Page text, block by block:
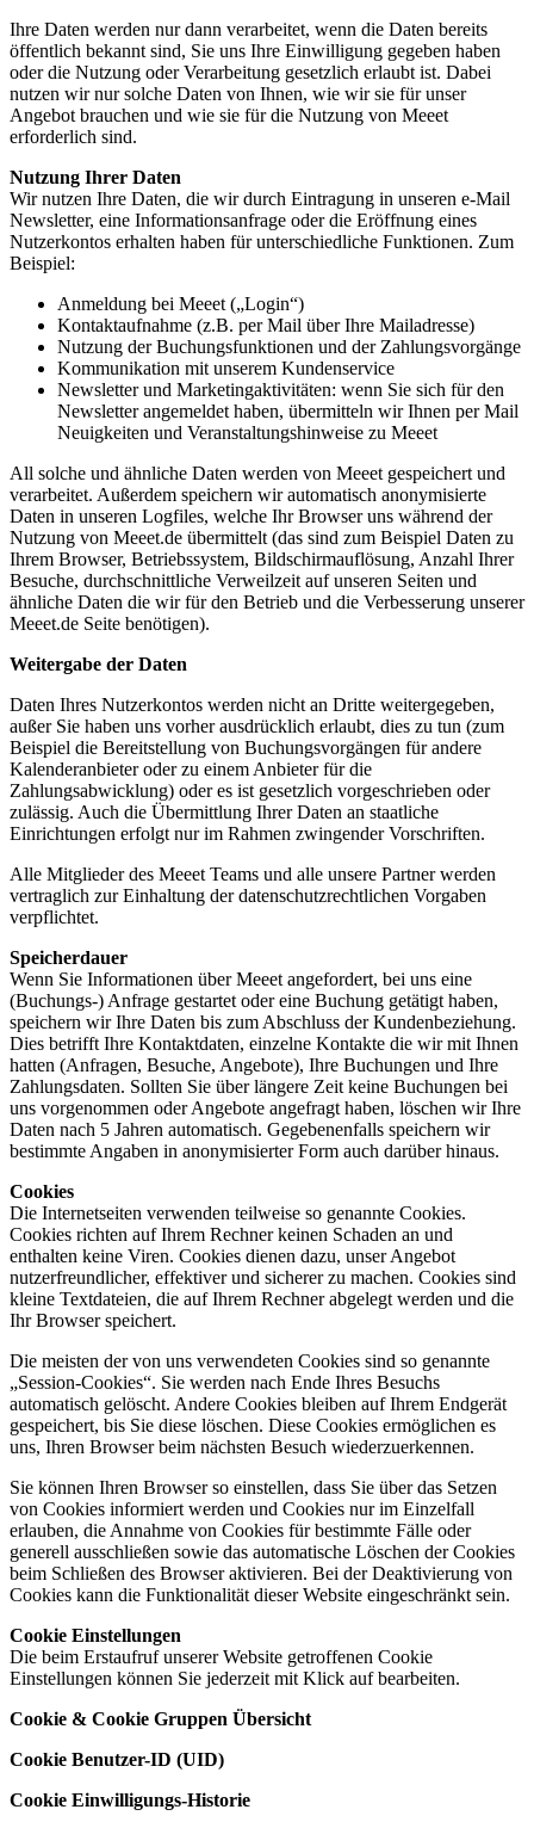
Ihre Daten werden nur dann verarbeitet, wenn die Daten bereits
öffentlich bekannt sind, Sie uns Ihre Einwilligung gegeben haben
oder die Nutzung oder Verarbeitung gesetzlich erlaubt ist. Dabei
nutzen wir nur solche Daten von Ihnen, wie wir sie für unser
Angebot brauchen und wie sie für die Nutzung von Meeet
erforderlich sind.
Nutzung Ihrer Daten
Wir nutzen Ihre Daten, die wir durch Eintragung in unseren e-Mail
Newsletter, eine Informationsanfrage oder die Eröffnung eines
Nutzerkontos erhalten haben für unterschiedliche Funktionen. Zum
Beispiel:
Anmeldung bei Meeet („Login“)
Kontaktaufnahme (z.B. per Mail über Ihre Mailadresse)
Nutzung der Buchungsfunktionen und der Zahlungsvorgänge
Kommunikation mit unserem Kundenservice
Newsletter und Marketingaktivitäten: wenn Sie sich für den
Newsletter angemeldet haben, übermitteln wir Ihnen per Mail
Neuigkeiten und Veranstaltungshinweise zu Meeet
All solche und ähnliche Daten werden von Meeet gespeichert und
verarbeitet. Außerdem speichern wir automatisch anonymisierte
Daten in unseren Logfiles, welche Ihr Browser uns während der
Nutzung von Meeet.de übermittelt (das sind zum Beispiel Daten zu
Ihrem Browser, Betriebssystem, Bildschirmauflösung, Anzahl Ihrer
Besuche, durchschnittliche Verweilzeit auf unseren Seiten und
ähnliche Daten die wir für den Betrieb und die Verbesserung unserer
Meeet.de Seite benötigen).
Weitergabe der Daten
Daten Ihres Nutzerkontos werden nicht an Dritte weitergegeben,
außer Sie haben uns vorher ausdrücklich erlaubt, dies zu tun (zum
Beispiel die Bereitstellung von Buchungsvorgängen für andere
Kalenderanbieter oder zu einem Anbieter für die
Zahlungsabwicklung) oder es ist gesetzlich vorgeschrieben oder
zulässig. Auch die Übermittlung Ihrer Daten an staatliche
Einrichtungen erfolgt nur im Rahmen zwingender Vorschriften.
Alle Mitglieder des Meeet Teams und alle unsere Partner werden
vertraglich zur Einhaltung der datenschutzrechtlichen Vorgaben
verpflichtet.
Speicherdauer
Wenn Sie Informationen über Meeet angefordert, bei uns eine
(Buchungs-) Anfrage gestartet oder eine Buchung getätigt haben,
speichern wir Ihre Daten bis zum Abschluss der Kundenbeziehung.
Dies betrifft Ihre Kontaktdaten, einzelne Kontakte die wir mit Ihnen
hatten (Anfragen, Besuche, Angebote), Ihre Buchungen und Ihre
Zahlungsdaten. Sollten Sie über längere Zeit keine Buchungen bei
uns vorgenommen oder Angebote angefragt haben, löschen wir Ihre
Daten nach 5 Jahren automatisch. Gegebenenfalls speichern wir
bestimmte Angaben in anonymisierter Form auch darüber hinaus.
Cookies
Die Internetseiten verwenden teilweise so genannte Cookies.
Cookies richten auf Ihrem Rechner keinen Schaden an und
enthalten keine Viren. Cookies dienen dazu, unser Angebot
nutzerfreundlicher, effektiver und sicherer zu machen. Cookies sind
kleine Textdateien, die auf Ihrem Rechner abgelegt werden und die
Ihr Browser speichert.
Die meisten der von uns verwendeten Cookies sind so genannte
„Session-Cookies“. Sie werden nach Ende Ihres Besuchs
automatisch gelöscht. Andere Cookies bleiben auf Ihrem Endgerät
gespeichert, bis Sie diese löschen. Diese Cookies ermöglichen es
uns, Ihren Browser beim nächsten Besuch wiederzuerkennen.
Sie können Ihren Browser so einstellen, dass Sie über das Setzen
von Cookies informiert werden und Cookies nur im Einzelfall
erlauben, die Annahme von Cookies für bestimmte Fälle oder
generell ausschließen sowie das automatische Löschen der Cookies
beim Schließen des Browser aktivieren. Bei der Deaktivierung von
Cookies kann die Funktionalität dieser Website eingeschränkt sein.
Cookie Einstellungen
Die beim Erstaufruf unserer Website getroffenen Cookie
Einstellungen können Sie jederzeit mit Klick aufbearbeiten.
Cookie & Cookie Gruppen Übersicht
Cookie Benutzer-ID (UID)
Cookie Einwilligungs-Historie